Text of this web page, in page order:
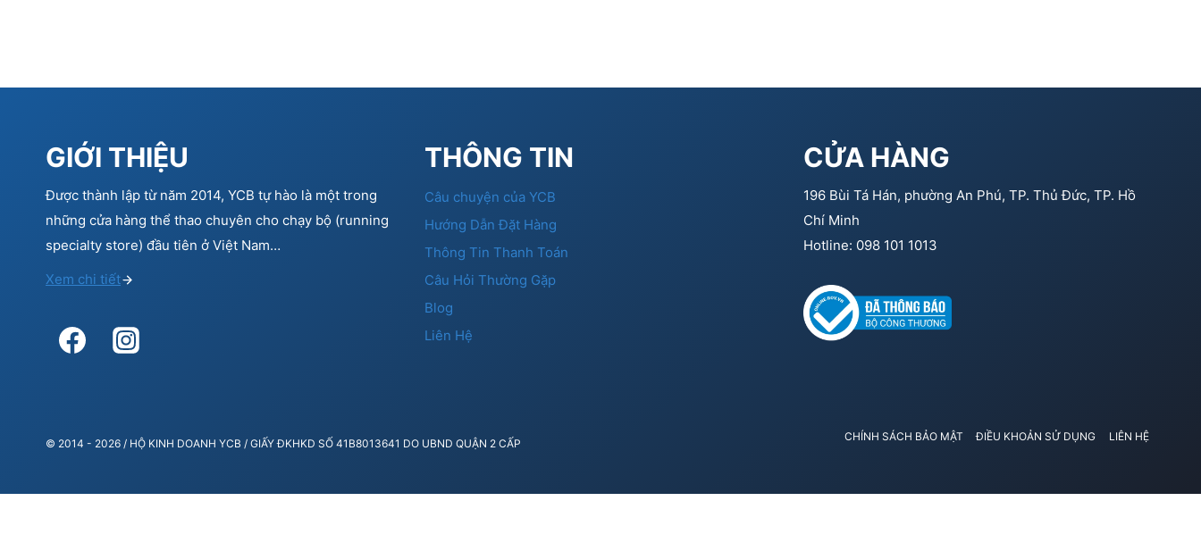
GIỚI THIỆU
Được thành lập từ năm 2014, YCB tự hào là một trong
những cửa hàng thể thao chuyên cho chạy bộ (running
specialty store) đầu tiên ở Việt Nam…
Xem chi tiết
THÔNG TIN
Câu chuyện của YCB
Hướng Dẫn Đặt Hàng
Thông Tin Thanh Toán
Câu Hỏi Thường Gặp
Blog
Liên Hệ
CỬA HÀNG
196 Bùi Tá Hán, phường An Phú, TP. Thủ Đức, TP. Hồ
Chí Minh
Hotline: 098 101 1013
© 2014 - 2026 / HỘ KINH DOANH YCB / GIẤY ĐKHKD SỐ 41B8013641 DO UBND QUẬN 2 CẤP
CHÍNH SÁCH BẢO MẬT ĐIỀU KHOẢN SỬ DỤNG LIÊN HỆ